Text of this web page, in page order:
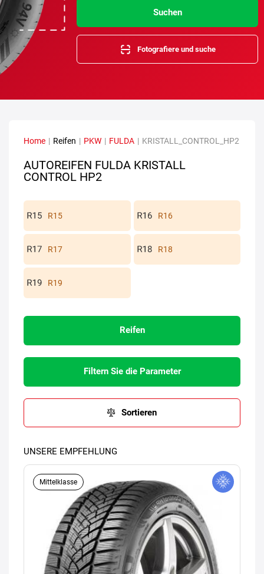
Suchen
Fotografiere und suche
Home | Reifen | PKW | FULDA | KRISTALL_CONTROL_HP2
AUTOREIFEN FULDA KRISTALL
CONTROL HP2
R15 R16
R17 R18
R19
Reifen
Filtern Sie die Parameter
Sortieren
UNSERE EMPFEHLUNG
Mittelklasse